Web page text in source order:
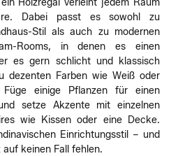
Holzregal verleiht jedem Raum
Dabei passt es sowohl zu
Stil als auch zu modernen
Rooms, in denen es einen
es gern schlicht und klassisch
dezenten Farben wie Weiß oder
Füge einige Pflanzen für einen
setze Akzente mit einzelnen
wie Kissen oder eine Decke.
Einrichtungsstil – und
keinen Fall fehlen.